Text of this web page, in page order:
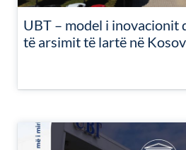
UBT – model i
të arsimit të lartë në